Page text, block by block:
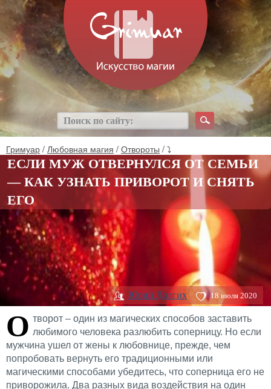
Гримуар / Любовная магия / Отвороты / ⤵
ЕСЛИ МУЖ ОТВЕРНУЛСЯ ОТ СЕМЬИ
— КАК УЗНАТЬ ПРИВОРОТ И СНЯТЬ
ЕГО
Юрий Долгих 18 июля 2020
О творот – один из магических способов заставить
любимого человека разлюбить соперницу. Но если
мужчина ушел от жены к любовнице, прежде, чем
попробовать вернуть его традиционными или
магическими способами убедитесь, что соперница его не
приворожила. Два разных вида воздействия на один